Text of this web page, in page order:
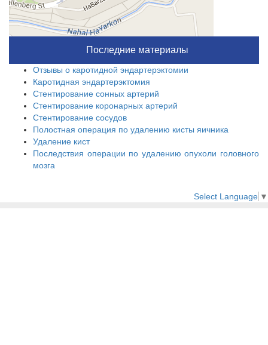
Последние материалы
Отзывы о каротидной эндартерэктомии
Каротидная эндартерэктомия
Стентирование сонных артерий
Стентирование коронарных артерий
Стентирование сосудов
Полостная операция по удалению кисты яичника
Удаление кист
Последствия операции по удалению опухоли головного
мозга
Select Language ▼